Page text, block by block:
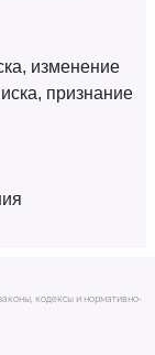
изменение
признание
кодексы и нормативно-